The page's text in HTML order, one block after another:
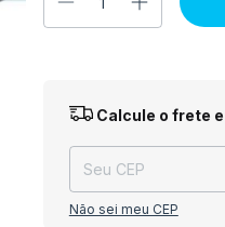
Entregas para o CEP:
Calcule o frete
Não sei meu CEP